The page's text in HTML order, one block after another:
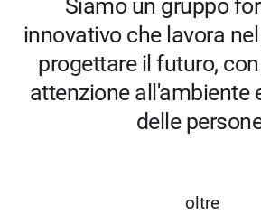
Siamo un gruppo
innovativo che lavora
progettare il futuro,
attenzione all'ambiente
delle
oltre